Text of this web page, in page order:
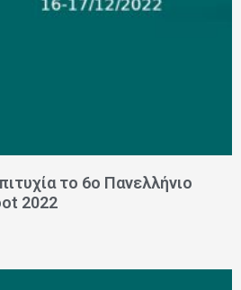
το 6ο Πανελλήνιο
2022